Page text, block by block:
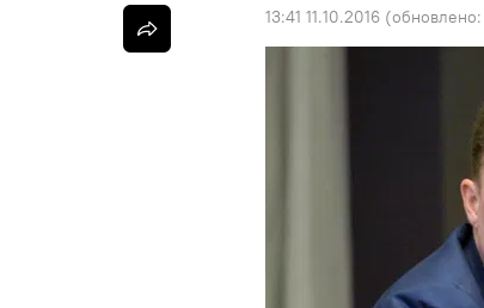
13:41 11.10.2016 (обновлено: